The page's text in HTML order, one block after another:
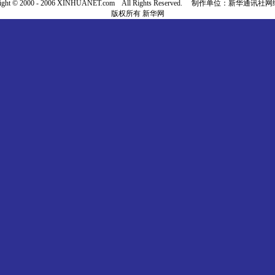
© 2000 - 2006 XINHUANET.com All Rights Reserved. 制作单位：新华通讯社网
版权所有 新华网